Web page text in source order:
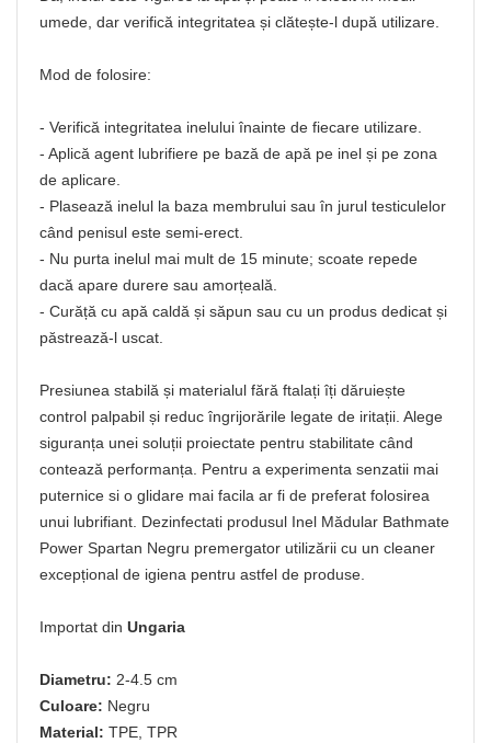
umede, dar verifică integritatea și clătește-l după utilizare.
Mod de folosire:
- Verifică integritatea inelului înainte de fiecare utilizare.
- Aplică agent lubrifiere pe bază de apă pe inel și pe zona
de aplicare.
- Plasează inelul la baza membrului sau în jurul testiculelor
când penisul este semi-erect.
- Nu purta inelul mai mult de 15 minute; scoate repede
dacă apare durere sau amorțeală.
- Curăță cu apă caldă și săpun sau cu un produs dedicat și
păstrează-l uscat.
Presiunea stabilă și materialul fără ftalați îți dăruiește
control palpabil și reduc îngrijorările legate de iritații. Alege
siguranța unei soluții proiectate pentru stabilitate când
contează performanța. Pentru a experimenta senzatii mai
puternice si o glidare mai facila ar fi de preferat folosirea
unui lubrifiant. Dezinfectati produsul Inel Mădular Bathmate
Power Spartan Negru premergator utilizării cu un cleaner
excepțional de igiena pentru astfel de produse.
Importat din Ungaria
Diametru: 2-4.5 cm
Culoare: Negru
Material: TPE, TPR